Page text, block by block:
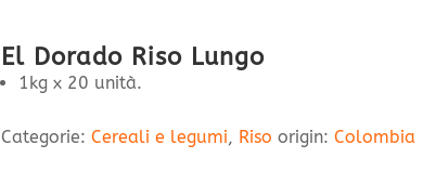
El Dorado Riso Lungo
1kg x 20 unità.
Categorie: Cereali e legumi, Riso origin: Colombia